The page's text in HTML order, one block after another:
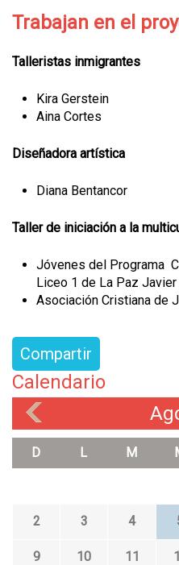
Trabajan en el
Talleristas inmigrantes
Kira Gerstein
Aina Cortes
Diseñadora artística
Diana Bentancor
Taller de iniciación a la
Jóvenes del Programa
Liceo 1 de La Paz Javier
Asociación Cristiana de
Compartir
Calendario
D L M
2 3 4
9 10 11